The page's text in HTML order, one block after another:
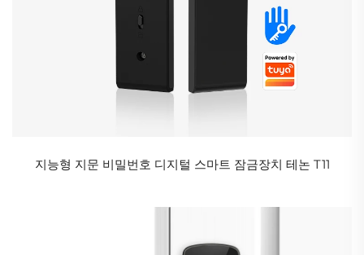
지능형 지문 비밀번호 디지털 스마트 잠금장치 테논 T11